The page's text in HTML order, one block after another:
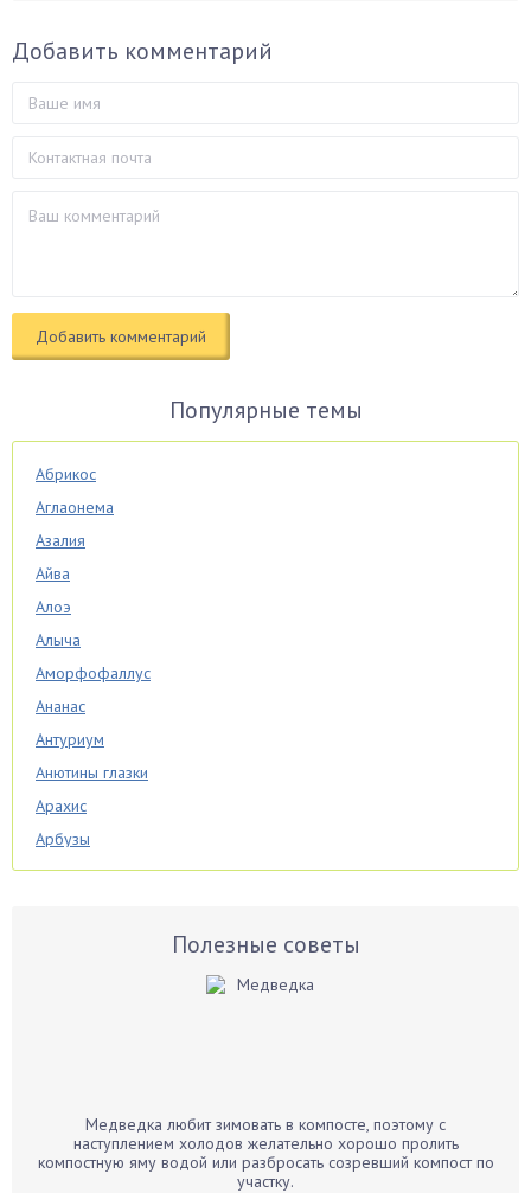
Добавить комментарий
Популярные темы
Абрикос
Аглаонема
Азалия
Айва
Алоэ
Алыча
Аморфофаллус
Ананас
Антуриум
Анютины глазки
Арахис
Арбузы
Аспарагус
Бархатцы
Бегония
Полезные советы
Медведка любит зимовать в компосте, поэтому с
наступлением холодов желательно хорошо пролить
компостную яму водой или разбросать созревший компост по
участку.